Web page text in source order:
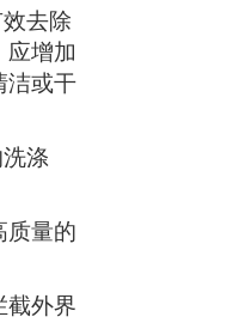
去除
应增加
洁或干
涤
质量的
截外界